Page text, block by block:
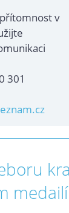
v
301
medailí